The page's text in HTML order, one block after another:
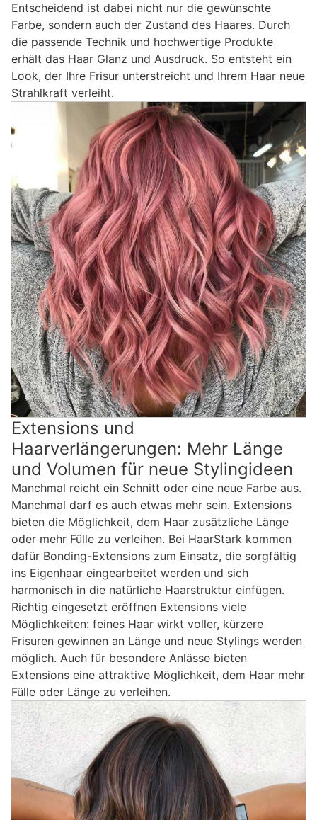
Entscheidend ist dabei nicht nur die gewünschte
Farbe, sondern auch der Zustand des Haares. Durch
die passende Technik und hochwertige Produkte
erhält das Haar Glanz und Ausdruck. So entsteht ein
Look, der Ihre Frisur unterstreicht und Ihrem Haar neue
Strahlkraft verleiht.
Extensions und
Haarverlängerungen: Mehr Länge
und Volumen für neue Stylingideen
Manchmal reicht ein Schnitt oder eine neue Farbe aus.
Manchmal darf es auch etwas mehr sein. Extensions
bieten die Möglichkeit, dem Haar zusätzliche Länge
oder mehr Fülle zu verleihen. Bei HaarStark kommen
dafür Bonding-Extensions zum Einsatz, die sorgfältig
ins Eigenhaar eingearbeitet werden und sich
harmonisch in die natürliche Haarstruktur einfügen.
Richtig eingesetzt eröffnen Extensions viele
Möglichkeiten: feines Haar wirkt voller, kürzere
Frisuren gewinnen an Länge und neue Stylings werden
möglich. Auch für besondere Anlässe bieten
Extensions eine attraktive Möglichkeit, dem Haar mehr
Fülle oder Länge zu verleihen.